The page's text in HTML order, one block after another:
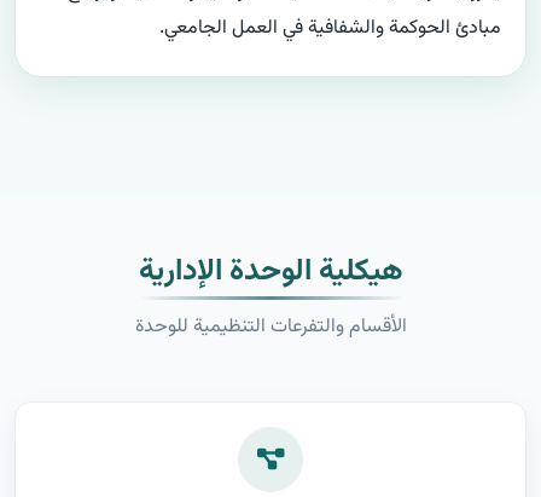
مبادئ الحوكمة والشفافية في العمل الجامعي.
هيكلية الوحدة الإدارية
الأقسام والتفرعات التنظيمية للوحدة